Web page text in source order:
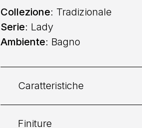
Collezione: Tradizionale
Serie: Lady
Ambiente: Bagno
Caratteristiche
Finiture